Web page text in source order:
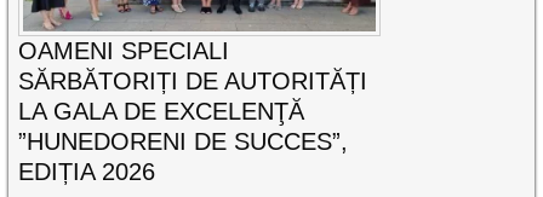
OAMENI SPECIALI
SĂRBĂTORIȚI DE AUTORITĂȚI
LA GALA DE EXCELENŢĂ
”HUNEDORENI DE SUCCES”,
EDIȚIA 2026